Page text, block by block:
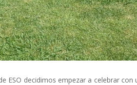
ESO decidimos empezar a celebrar